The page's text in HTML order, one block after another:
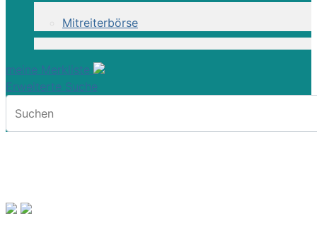
Mitreiterbörse
meine Merkliste
Erweiterte Suche